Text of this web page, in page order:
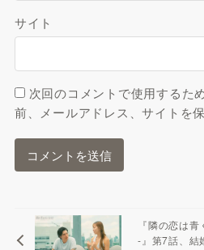
サイト
次回のコメントで使用するた
前、メールアドレス、サイトを保
『隣の恋は
-』第7話、結